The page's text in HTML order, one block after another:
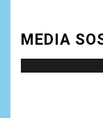
MEDIA